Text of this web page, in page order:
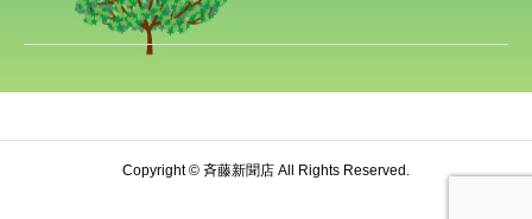
Copyright © 斉藤新聞店 All Rights Reserved.